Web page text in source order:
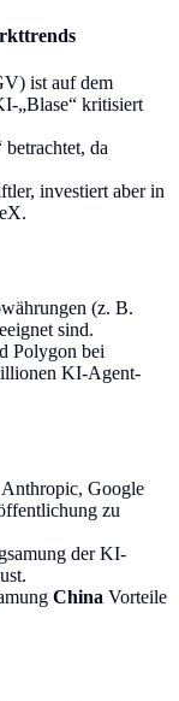
ist auf dem
„Blase“ kritisiert
da
investiert aber in
(z. B.
sind.
Polygon bei
KI-Agent-
Google
zu
der KI-
China Vorteile